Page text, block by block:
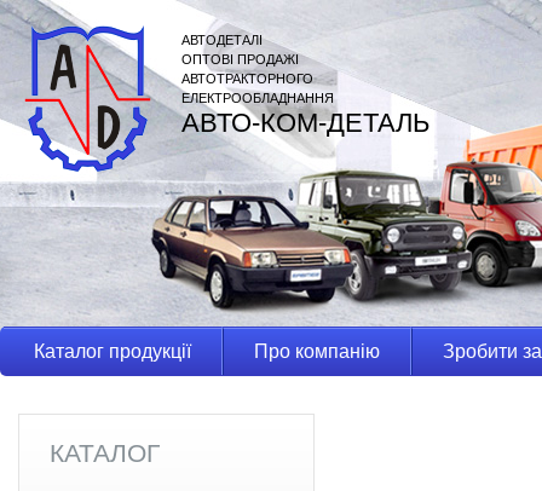
АВТОДЕТАЛІ
ОПТОВІ ПРОДАЖІ
АВТОТРАКТОРНОГО
ЕЛЕКТРООБЛАДНАННЯ
АВТО-КОМ-ДЕТАЛЬ
Каталог продукції Про компанію Зробити
КАТАЛОГ